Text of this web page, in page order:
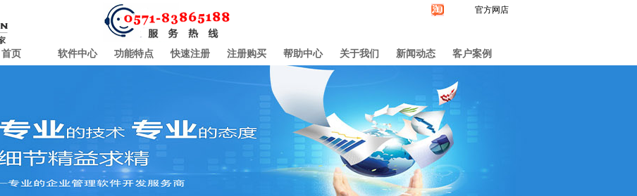
官方网店
首页 软件中心 功能特点 快速注册 注册购买 帮助中心 关于我们 新闻动态 客户案例